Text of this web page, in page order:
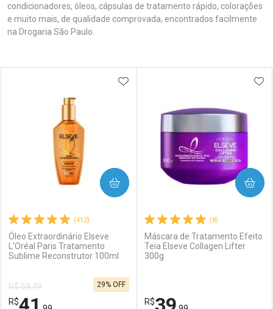
condicionadores, óleos, cápsulas de tratamento rápido, colorações
e muito mais, de qualidade comprovada, encontrados facilmente
na Drogaria São Paulo.
(412)
Óleo Extraordinário Elseve
L'Oréal Paris Tratamento
Sublime Reconstrutor 100ml
R$ 59,49
R$
29% OFF
ADICIONAR AOS FAVORITOS
COMPRAR
(8)
Máscara de Tratamento Efeito
Teia Elseve Collagen Lifter
300g
R$
COMPRAR